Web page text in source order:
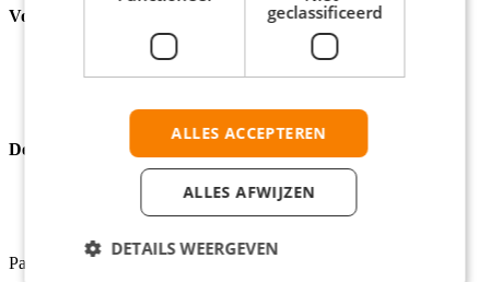
Voordelen:
Werkzaamheden waar je geen ervaring voor nodig hebt;
Mogelijkheid om meerdere krantenwijken te bezorgen;
Een gratis krant naar keuze.
Deze kwaliteiten heeft een top bezorger:
Je houdt van lekker bewegen in de frisse buitenlucht;
Je bent minimaal 15 jaar oud;
Pak deze kans en meld je snel aan!
geclassificeerd
ALLES ACCEPTEREN
ALLES AFWIJZEN
DETAILS WEERGEVEN